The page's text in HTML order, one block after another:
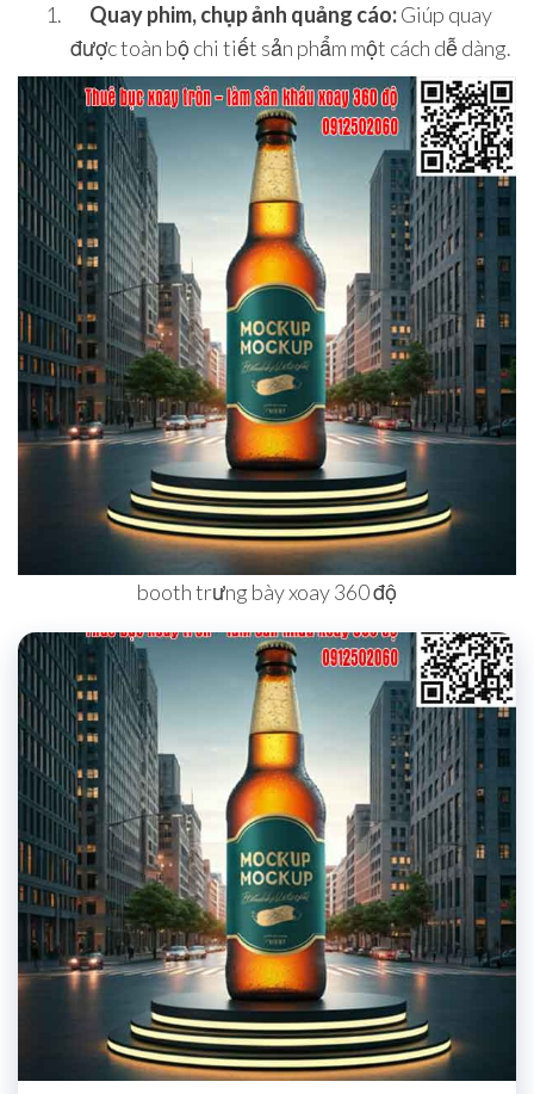
Quay phim, chụp ảnh quảng cáo:Giúp quay
được toàn bộ chi tiết sản phẩm một cách dễ dàng.
booth trưng bày xoay 360 độ